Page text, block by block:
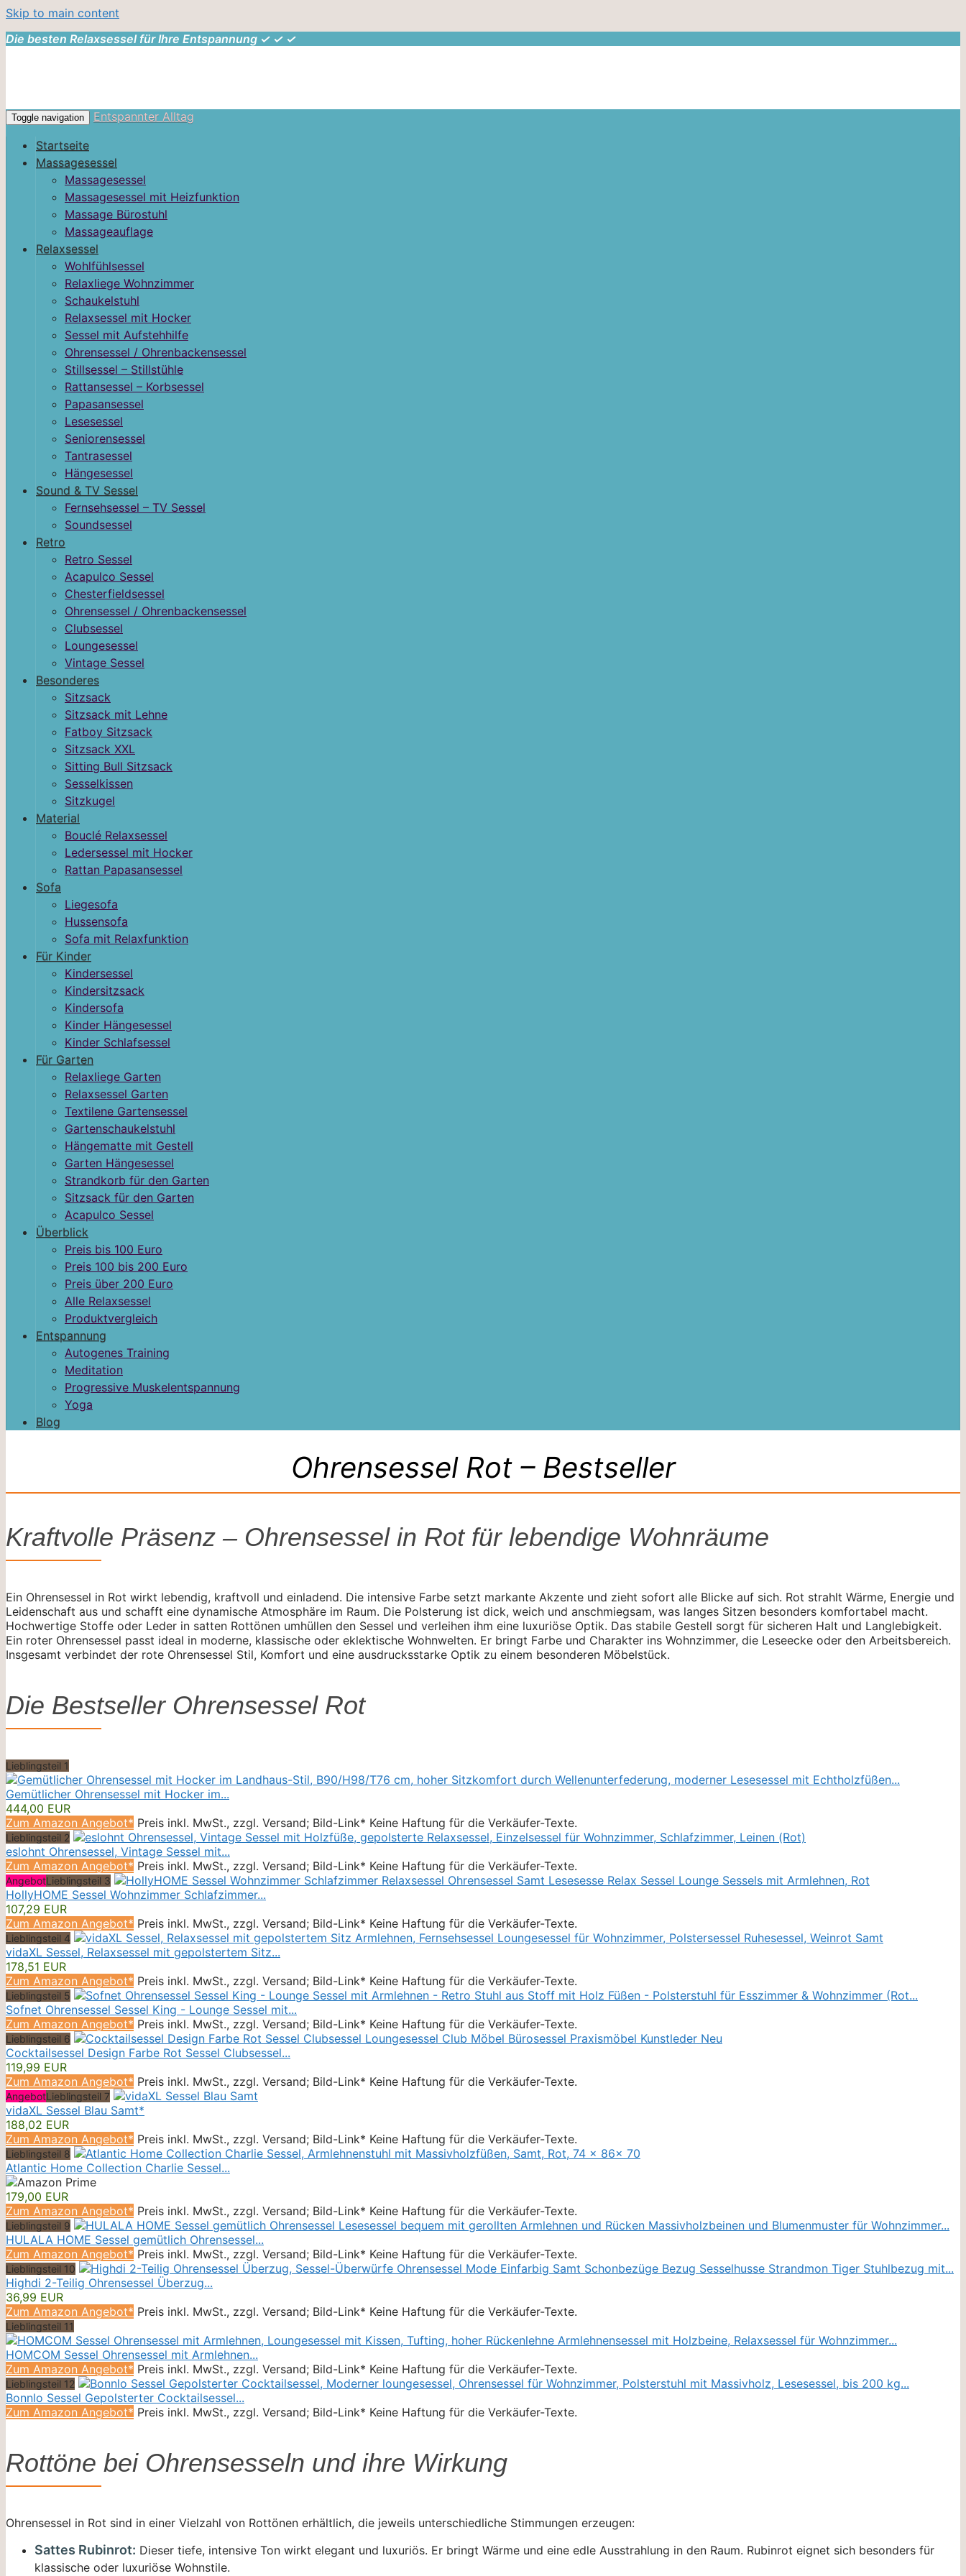
Skip to main content
Die besten Relaxsessel für Ihre Entspannung ✓ ✓ ✓
Toggle navigation
Entspannter Alltag
Startseite
Massagesessel
Massagesessel
Massagesessel mit Heizfunktion
Massage Bürostuhl
Massageauflage
Relaxsessel
Wohlfühlsessel
Relaxliege Wohnzimmer
Schaukelstuhl
Relaxsessel mit Hocker
Sessel mit Aufstehhilfe
Ohrensessel / Ohrenbackensessel
Stillsessel – Stillstühle
Rattansessel – Korbsessel
Papasansessel
Lesesessel
Seniorensessel
Tantrasessel
Hängesessel
Sound & TV Sessel
Fernsehsessel – TV Sessel
Soundsessel
Retro
Retro Sessel
Acapulco Sessel
Chesterfieldsessel
Ohrensessel / Ohrenbackensessel
Clubsessel
Loungesessel
Vintage Sessel
Besonderes
Sitzsack
Sitzsack mit Lehne
Fatboy Sitzsack
Sitzsack XXL
Sitting Bull Sitzsack
Sesselkissen
Sitzkugel
Material
Bouclé Relaxsessel
Ledersessel mit Hocker
Rattan Papasansessel
Sofa
Liegesofa
Hussensofa
Sofa mit Relaxfunktion
Für Kinder
Kindersessel
Kindersitzsack
Kindersofa
Kinder Hängesessel
Kinder Schlafsessel
Für Garten
Relaxliege Garten
Relaxsessel Garten
Textilene Gartensessel
Gartenschaukelstuhl
Hängematte mit Gestell
Garten Hängesessel
Strandkorb für den Garten
Sitzsack für den Garten
Acapulco Sessel
Überblick
Preis bis 100 Euro
Preis 100 bis 200 Euro
Preis über 200 Euro
Alle Relaxsessel
Produktvergleich
Entspannung
Autogenes Training
Meditation
Progressive Muskelentspannung
Yoga
Blog
Ohrensessel Rot – Bestseller
Kraftvolle Präsenz – Ohrensessel in Rot für lebendige Wohnräume
Ein Ohrensessel in Rot wirkt lebendig, kraftvoll und einladend. Die intensive Farbe setzt markante Akzente und zieht sofort alle Blicke auf sich. Rot strahlt Wärme, Energie und
Leidenschaft aus und schafft eine dynamische Atmosphäre im Raum. Die Polsterung ist dick, weich und anschmiegsam, was langes Sitzen besonders komfortabel macht.
Hochwertige Stoffe oder Leder in satten Rottönen umhüllen den Sessel und verleihen ihm eine luxuriöse Optik. Das stabile Gestell sorgt für sicheren Halt und Langlebigkeit.
Ein roter Ohrensessel passt ideal in moderne, klassische oder eklektische Wohnwelten. Er bringt Farbe und Charakter ins Wohnzimmer, die Leseecke oder den Arbeitsbereich.
Insgesamt verbindet der rote Ohrensessel Stil, Komfort und eine ausdrucksstarke Optik zu einem besonderen Möbelstück.
Die Bestseller Ohrensessel Rot
Lieblingsteil 1
Gemütlicher Ohrensessel mit Hocker im...
444,00 EUR
Zum Amazon Angebot* Preis inkl. MwSt., zzgl. Versand; Bild-Link* Keine Haftung für die Verkäufer-Texte.
Lieblingsteil 2
eslohnt Ohrensessel, Vintage Sessel mit...
Zum Amazon Angebot* Preis inkl. MwSt., zzgl. Versand; Bild-Link* Keine Haftung für die Verkäufer-Texte.
AngebotLieblingsteil 3
HollyHOME Sessel Wohnzimmer Schlafzimmer...
107,29 EUR
Zum Amazon Angebot* Preis inkl. MwSt., zzgl. Versand; Bild-Link* Keine Haftung für die Verkäufer-Texte.
Lieblingsteil 4
vidaXL Sessel, Relaxsessel mit gepolstertem Sitz...
178,51 EUR
Zum Amazon Angebot* Preis inkl. MwSt., zzgl. Versand; Bild-Link* Keine Haftung für die Verkäufer-Texte.
Lieblingsteil 5
Sofnet Ohrensessel Sessel King - Lounge Sessel mit...
Zum Amazon Angebot* Preis inkl. MwSt., zzgl. Versand; Bild-Link* Keine Haftung für die Verkäufer-Texte.
Lieblingsteil 6
Cocktailsessel Design Farbe Rot Sessel Clubsessel...
119,99 EUR
Zum Amazon Angebot* Preis inkl. MwSt., zzgl. Versand; Bild-Link* Keine Haftung für die Verkäufer-Texte.
AngebotLieblingsteil 7
vidaXL Sessel Blau Samt*
188,02 EUR
Zum Amazon Angebot* Preis inkl. MwSt., zzgl. Versand; Bild-Link* Keine Haftung für die Verkäufer-Texte.
Lieblingsteil 8
Atlantic Home Collection Charlie Sessel...
179,00 EUR
Zum Amazon Angebot* Preis inkl. MwSt., zzgl. Versand; Bild-Link* Keine Haftung für die Verkäufer-Texte.
Lieblingsteil 9
HULALA HOME Sessel gemütlich Ohrensessel...
Zum Amazon Angebot* Preis inkl. MwSt., zzgl. Versand; Bild-Link* Keine Haftung für die Verkäufer-Texte.
Lieblingsteil 10
Highdi 2-Teilig Ohrensessel Überzug...
36,99 EUR
Zum Amazon Angebot* Preis inkl. MwSt., zzgl. Versand; Bild-Link* Keine Haftung für die Verkäufer-Texte.
Lieblingsteil 11
HOMCOM Sessel Ohrensessel mit Armlehnen...
Zum Amazon Angebot* Preis inkl. MwSt., zzgl. Versand; Bild-Link* Keine Haftung für die Verkäufer-Texte.
Lieblingsteil 12
Bonnlo Sessel Gepolsterter Cocktailsessel...
Zum Amazon Angebot* Preis inkl. MwSt., zzgl. Versand; Bild-Link* Keine Haftung für die Verkäufer-Texte.
Rottöne bei Ohrensesseln und ihre Wirkung
Ohrensessel in Rot sind in einer Vielzahl von Rottönen erhältlich, die jeweils unterschiedliche Stimmungen erzeugen:
Sattes Rubinrot: Dieser tiefe, intensive Ton wirkt elegant und luxuriös. Er bringt Wärme und eine edle Ausstrahlung in den Raum. Rubinrot eignet sich besonders für
klassische oder luxuriöse Wohnstile.